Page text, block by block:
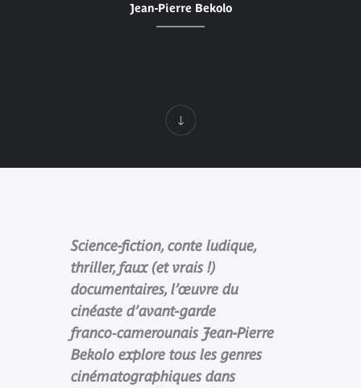
Jean-Pierre Bekolo
Science-fiction, conte ludique,
thriller, faux (et vrais !)
documentaires, l’œuvre du
cinéaste d’avant-garde
franco‑camerounais Jean-Pierre
Bekolo explore tous les genres
cinématographiques dans